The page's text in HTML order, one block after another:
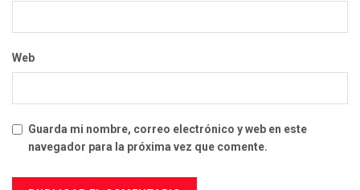
Web
Guarda mi nombre, correo electrónico y web en este
navegador para la próxima vez que comente.